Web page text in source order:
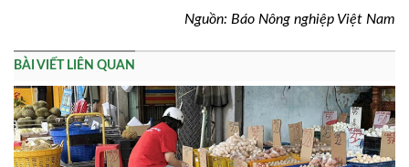
Nguồn: Báo Nông nghiệp Việt Nam
BÀI VIẾT LIÊN QUAN